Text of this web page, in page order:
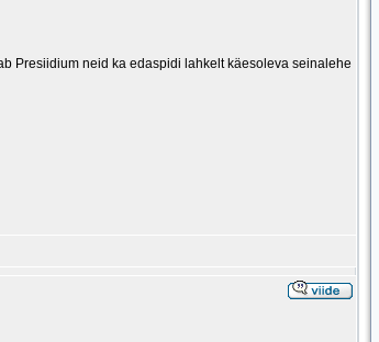
Presiidium neid ka edaspidi lahkelt käesoleva seinalehe